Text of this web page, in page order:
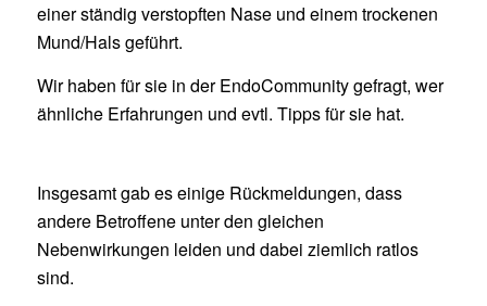
einer ständig verstopften Nase und einem trockenen
Mund/Hals geführt.
Wir haben für sie in der EndoCommunity gefragt, wer
ähnliche Erfahrungen und evtl. Tipps für sie hat.
Insgesamt gab es einige Rückmeldungen, dass
andere Betroffene unter den gleichen
Nebenwirkungen leiden und dabei ziemlich ratlos
sind.